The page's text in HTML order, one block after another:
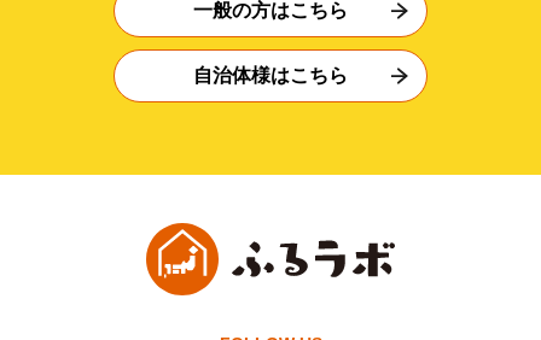
一般の方はこちら
自治体様はこちら